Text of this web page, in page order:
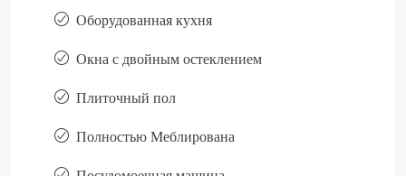
Оборудованная кухня
Окна с двойным остеклением
Плиточный пол
Полностью Меблирована